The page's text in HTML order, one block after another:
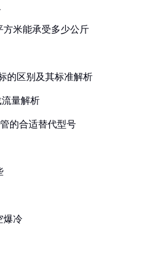
方米能承受多少公斤
的区别及其标准解析
流量解析
的合适替代型号
爆冷